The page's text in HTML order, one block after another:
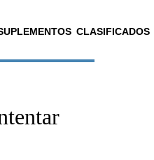
CLASIFICADOS